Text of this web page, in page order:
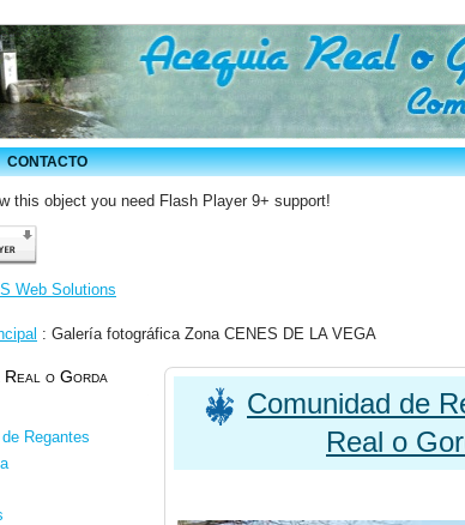
CONTACTO
this object you need Flash Player 9+ support!
Web Solutions
: Galería fotográfica Zona CENES DE LA VEGA
Real o Gorda
Regantes
Comunidad de
Real o